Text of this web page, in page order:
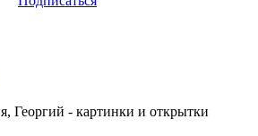
Георгий - картинки и открытки